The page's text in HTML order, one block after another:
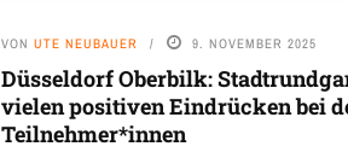
VON UTE NEUBAUER 9. NOVEMBER 2025
Düsseldorf Oberbilk:
vielen positiven Eindrücken bei
Teilnehmer*innen